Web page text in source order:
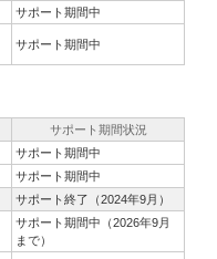
サポート期間中
サポート期間中
サポート期間状況
サポート期間中
サポート期間中
サポート終了（2024年9月）
サポート期間中（2026年9月
まで）